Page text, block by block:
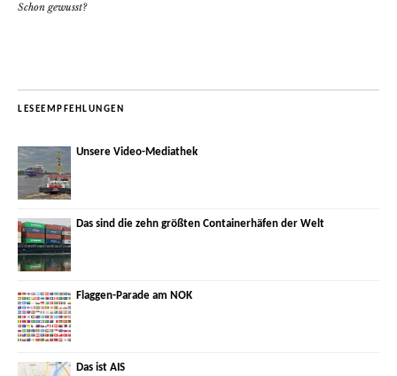
Schon gewusst?
LESEEMPFEHLUNGEN
Unsere Video-Mediathek
Das sind die zehn größten Containerhäfen der Welt
Flaggen-Parade am NOK
Das ist AIS